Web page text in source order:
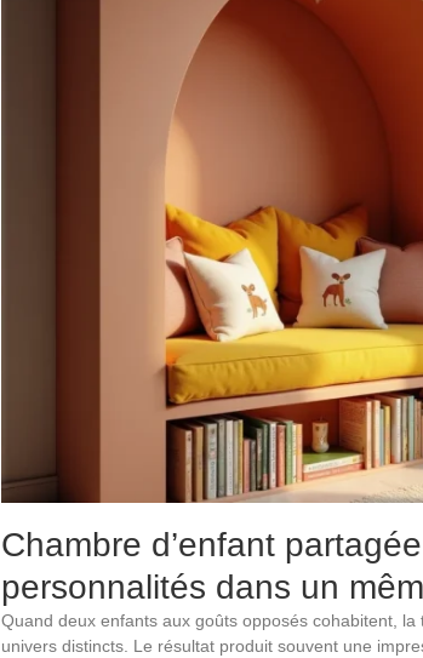
Chambre d’enfant
personnalités dans un
Quand deux enfants aux goûts opposés cohabitent,
univers distincts. Le résultat produit souvent une